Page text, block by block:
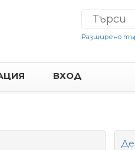
Разширено
ВХОД